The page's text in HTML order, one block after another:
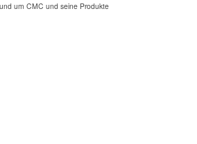
um CMC und seine Produkte